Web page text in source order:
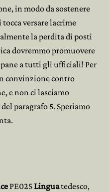
in modo da sostenere
versare lacrime
la perdita di posti
dovremmo promuovere
a tutti gli ufficiali! Per
convinzione contro
e non ci lasciamo
paragrafo 5. Speriamo
PE025Linguatedesco,